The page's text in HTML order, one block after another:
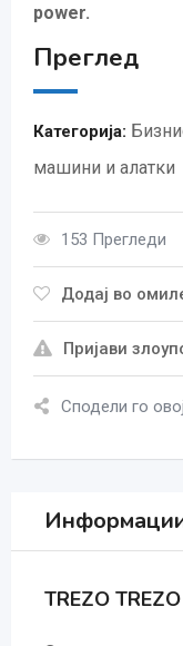
power.
Преглед
Категорија:
машини и алатки
153 Прегледи
Додај во
Пријави
Сподели го
TREZO TREZO